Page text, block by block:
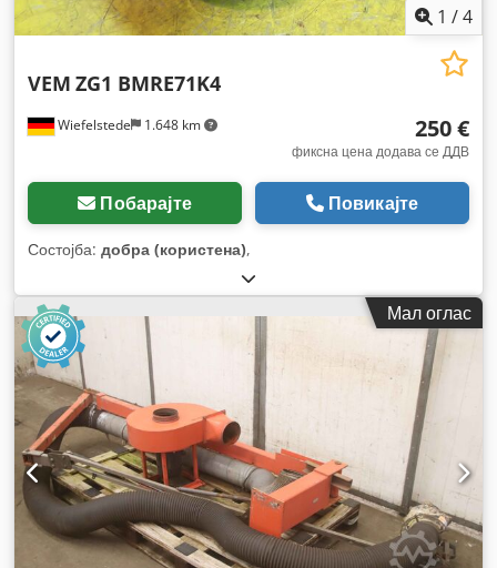
1 /4
Wiefelstede 1.648 km
VEM ZG1 BMRE71K4
250 €
фиксна цена додава се ДДВ
Побарајте Повикајте
Состојба: добра (користена),
Мал оглас